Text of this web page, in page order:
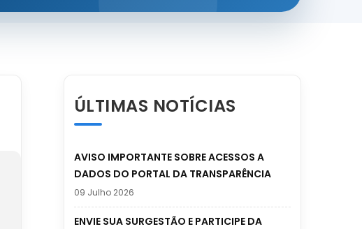
ÚLTIMAS NOTÍCIAS
AVISO IMPORTANTE SOBRE ACESSOS A
DADOS DO PORTAL DA TRANSPARÊNCIA
09 Julho 2026
ENVIE SUA SURGESTÃO E PARTICIPE DA